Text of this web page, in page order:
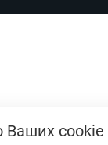
Ваших cookie